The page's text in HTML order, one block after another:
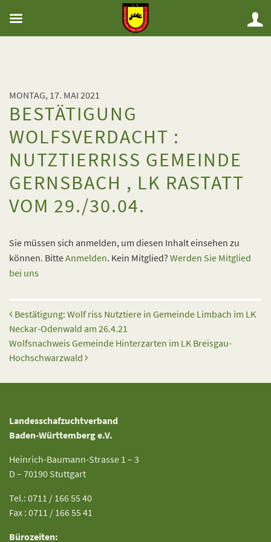
MONTAG, 17. MAI 2021
BESTÄTIGUNG
WOLFSVERDACHT :
NUTZTIERRISS GEMEINDE
GERNSBACH , LK RASTATT
VOM 29./30.04.
Sie müssen sich anmelden, um diesen Inhalt einsehen zu
können. BitteAnmelden. Kein Mitglied? Werden Sie Mitglied
bei uns
Beitrags-Navigation
Bestätigung: Wolf riss Nutztiere in Gemeinde Limbach im LK
Neckar-Odenwald am 26.4.21
Wolfsnachweis Gemeinde Hinterzarten im LK Breisgau-
Hochschwarzwald
Landesschafzuchtverband
Baden-Württemberg e.V.
Heinrich-Baumann-Strasse 1 – 3
D – 70190 Stuttgart
Tel.: 0711 / 166 55 40
Fax : 0711 / 166 55 41
Bürozeiten: